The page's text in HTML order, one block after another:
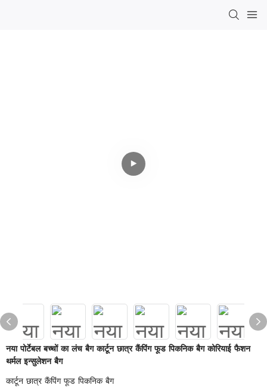
नया पोर्टेबल बच्चों का लंच बैग कार्टून छात्र कैंपिंग फूड पिकनिक बैग कोरियाई फैशन
थर्मल इन्सुलेशन बैग
कार्टून छात्र कैंपिंग फूड पिकनिक बैग